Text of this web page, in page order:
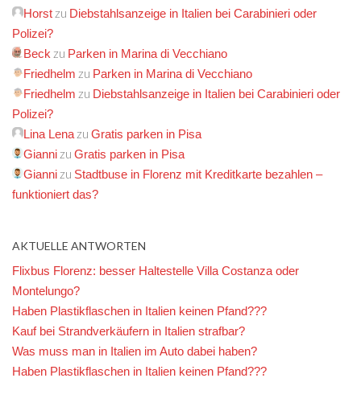
Horst zu Diebstahlsanzeige in Italien bei Carabinieri oder
Polizei?
Beck zu Parken in Marina di Vecchiano
Friedhelm zu Parken in Marina di Vecchiano
Friedhelm zu Diebstahlsanzeige in Italien bei Carabinieri oder
Polizei?
Lina Lena zu Gratis parken in Pisa
Gianni zu Gratis parken in Pisa
Gianni zu Stadtbuse in Florenz mit Kreditkarte bezahlen –
funktioniert das?
AKTUELLE ANTWORTEN
Flixbus Florenz: besser Haltestelle Villa Costanza oder
Montelungo?
Haben Plastikflaschen in Italien keinen Pfand???
Kauf bei Strandverkäufern in Italien strafbar?
Was muss man in Italien im Auto dabei haben?
Haben Plastikflaschen in Italien keinen Pfand???